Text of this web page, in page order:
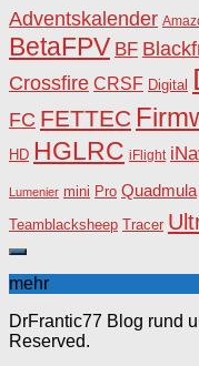
Adventskalender
BetaFPV BF
Crossfire CRSF Digital
FC FETTEC
HD HGLRC iFlight
Lumenier mini Pro Quadmula
Teamblacksheep Tracer
mehr
DrFrantic77 Blog rund
Reserved.